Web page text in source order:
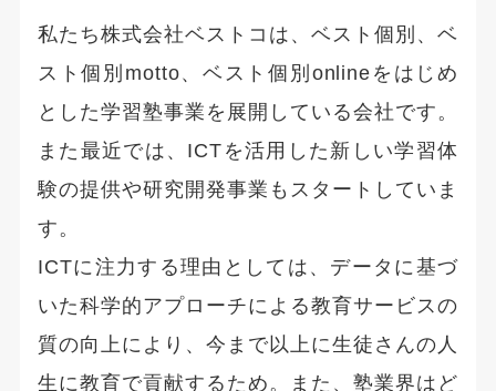
私たち株式会社ベストコは、ベスト個別、ベ
スト個別motto、ベスト個別onlineをはじめ
とした学習塾事業を展開している会社です。
また最近では、ICTを活用した新しい学習体
験の提供や研究開発事業もスタートしていま
す。
ICTに注力する理由としては、データに基づ
いた科学的アプローチによる教育サービスの
質の向上により、今まで以上に生徒さんの人
生に教育で貢献するため。また、塾業界はど